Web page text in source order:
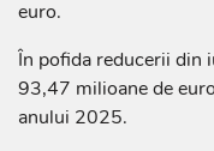
euro.
În pofida reducerii din
93,47 milioane de
anului 2025.